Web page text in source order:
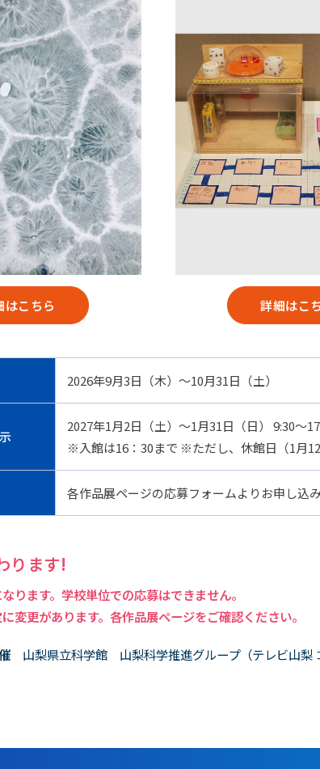
はこちら 詳細はこ
2026年9月3日（木）～10月31日（土）
2027年1月2日（土）～1月31日（日） 9:30～
※入館は16：30まで ※ただし、休館日（1月
各作品展ページの応募フォームよりお申し込み
ります!
ります。学校単位での応募はできません。
変更があります。各作品展ページをご確認ください。
山梨県立科学館 山梨科学推進グループ（テレビ山